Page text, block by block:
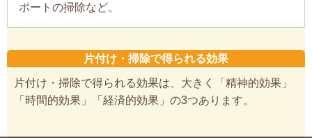
ポートの掃除など。
片付け・掃除で得られる効果
片付け・掃除で得られる効果は、大きく「精神的効果」
「時間的効果」「経済的効果」の3つあります。